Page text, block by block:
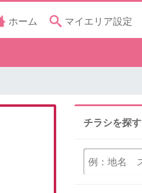
ホーム マイエリア設定
チラシを探す